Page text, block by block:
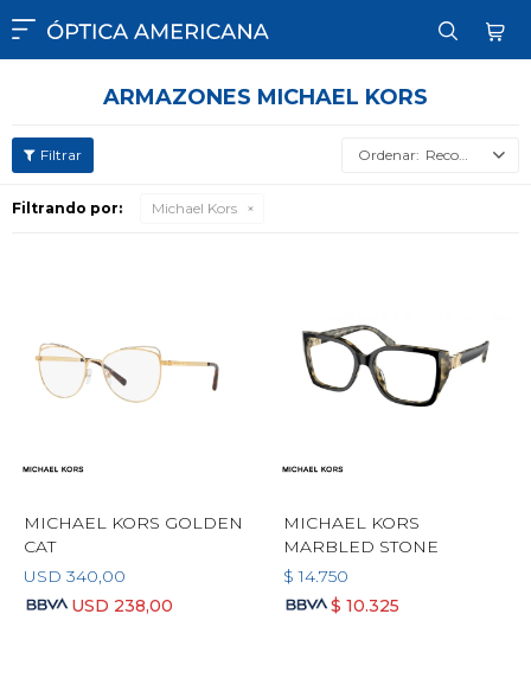

ARMAZONES MICHAEL KORS
Recomendados
Filtrando por: Michael Kors
MICHAEL KORS GOLDEN
CAT
USD 340,00
USD 238,00
MICHAEL KORS
MARBLED STONE
$ 14.750
$ 10.325